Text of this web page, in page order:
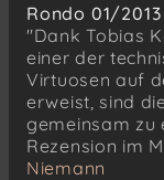
Rondo 01/2013
"Dank Tobias
einer der
Virtuosen auf
erweist, sind
gemeinsam zu
Rezension im
Niemann